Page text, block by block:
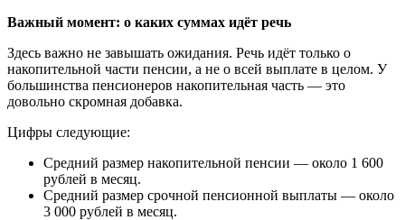
Важный момент: о каких суммах идёт речь
Здесь важно не завышать ожидания. Речь идёт только о
накопительной части пенсии, а не о всей выплате в целом. У
большинства пенсионеров накопительная часть — это
довольно скромная добавка.
Цифры следующие:
Средний размер накопительной пенсии — около 1 600
рублей в месяц.
Средний размер срочной пенсионной выплаты — около
3 000 рублей в месяц.